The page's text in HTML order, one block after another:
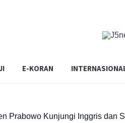
Pers
✔️
E-KORAN
Prabowo Kunjungi Inggris dan